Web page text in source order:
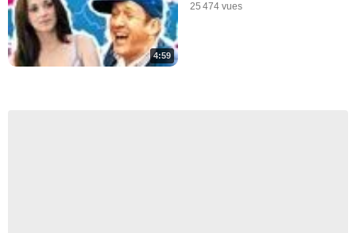
4:59
25 474 vues